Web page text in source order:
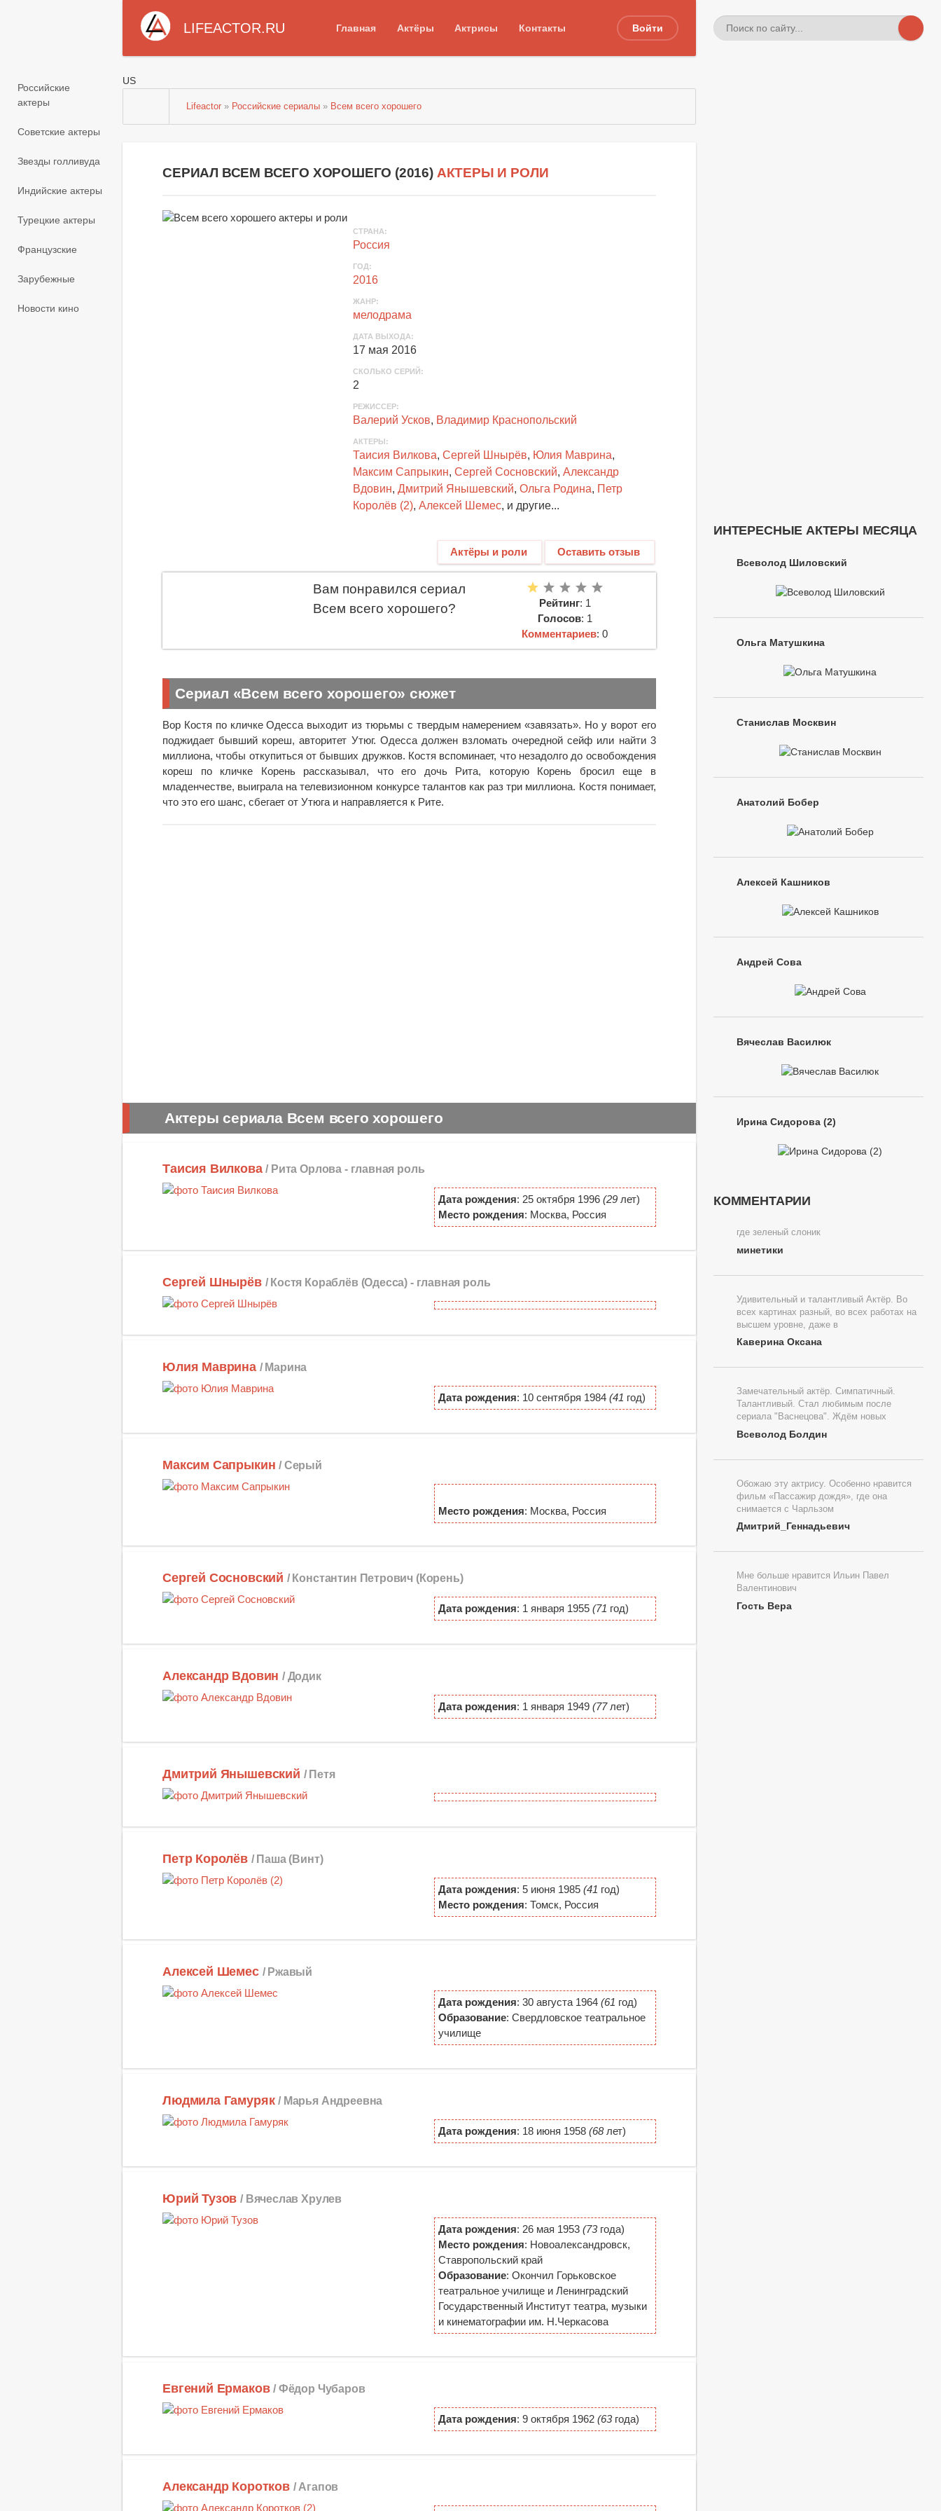
LIFEACTOR.RU Главная Актёры Актрисы Контакты Войти
Российские
актеры
Советские актеры
Звезды голливуда
Индийские актеры
Турецкие актеры
Французские
Зарубежные
Новости кино
US
Lifeactor » Российские сериалы » Всем всего хорошего
СЕРИАЛ ВСЕМ ВСЕГО ХОРОШЕГО (2016) АКТЕРЫ И РОЛИ
СТРАНА:
Россия
ГОД:
2016
ЖАНР:
мелодрама
ДАТА ВЫХОДА:
17 мая 2016
СКОЛЬКО СЕРИЙ:
2
РЕЖИССЕР:
Валерий Усков, Владимир Краснопольский
АКТЕРЫ:
Таисия Вилкова, Сергей Шнырёв, Юлия Маврина,
Максим Сапрыкин, Сергей Сосновский, Александр
Вдовин, Дмитрий Янышевский, Ольга Родина, Петр
Королёв (2), Алексей Шемес, и другие...
Актёры и роли Оставить отзыв
Вам понравился сериал
Всем всего хорошего?
Рейтинг: 1
Голосов: 1
Комментариев: 0
Сериал «Всем всего хорошего» сюжет
Вор Костя по кличке Одесса выходит из тюрьмы с твердым намерением «завязать». Но у ворот его
поджидает бывший кореш, авторитет Утюг. Одесса должен взломать очередной сейф или найти 3
миллиона, чтобы откупиться от бывших дружков. Костя вспоминает, что незадолго до освобождения
кореш по кличке Корень рассказывал, что его дочь Рита, которую Корень бросил еще в
младенчестве, выиграла на телевизионном конкурсе талантов как раз три миллиона. Костя понимает,
что это его шанс, сбегает от Утюга и направляется к Рите.
Актеры сериала Всем всего хорошего
Таисия Вилкова / Рита Орлова - главная роль
Дата рождения: 25 октября 1996 (29лет)
Место рождения: Москва, Россия
Сергей Шнырёв / Костя Кораблёв (Одесса) - главная роль
Юлия Маврина / Марина
Дата рождения: 10 сентября 1984 (41 год)
Максим Сапрыкин / Серый
Место рождения: Москва, Россия
Сергей Сосновский / Константин Петрович (Корень)
Дата рождения: 1 января 1955 (71 год)
Александр Вдовин / Додик
Дата рождения: 1 января 1949 (77лет)
Дмитрий Янышевский / Петя
Петр Королёв / Паша (Винт)
Дата рождения: 5 июня 1985 (41 год)
Место рождения: Томск, Россия
Алексей Шемес / Ржавый
Дата рождения: 30 августа 1964 (61 год)
Образование: Свердловское театральное
училище
Людмила Гамуряк / Марья Андреевна
Дата рождения: 18 июня 1958 (68лет)
Юрий Тузов / Вячеслав Хрулев
Дата рождения: 26 мая 1953 (73года)
Место рождения: Новоалександровск,
Ставропольский край
Образование: Окончил Горьковское
театральное училище и Ленинградский
Государственный Институт театра, музыки
и кинематографии им. Н.Черкасова
Евгений Ермаков / Фёдор Чубаров
Дата рождения: 9 октября 1962 (63года)
Александр Коротков / Агапов
ИНТЕРЕСНЫЕ АКТЕРЫ МЕСЯЦА
Всеволод Шиловский
Ольга Матушкина
Станислав Москвин
Анатолий Бобер
Алексей Кашников
Андрей Сова
Вячеслав Василюк
Ирина Сидорова (2)
КОММЕНТАРИИ
где зеленый слоник
минетики
Удивительный и талантливый Актёр. Во
всех картинах разный, во всех работах на
высшем уровне, даже в
Каверина Оксана
Замечательный актёр. Симпатичный.
Талантливый. Стал любимым после
сериала "Васнецова". Ждём новых
Всеволод Болдин
Обожаю эту актрису. Особенно нравится
фильм «Пассажир дождя», где она
снимается с Чарльзом
Дмитрий_Геннадьевич
Мне больше нравится Ильин Павел
Валентинович
Гость Вера